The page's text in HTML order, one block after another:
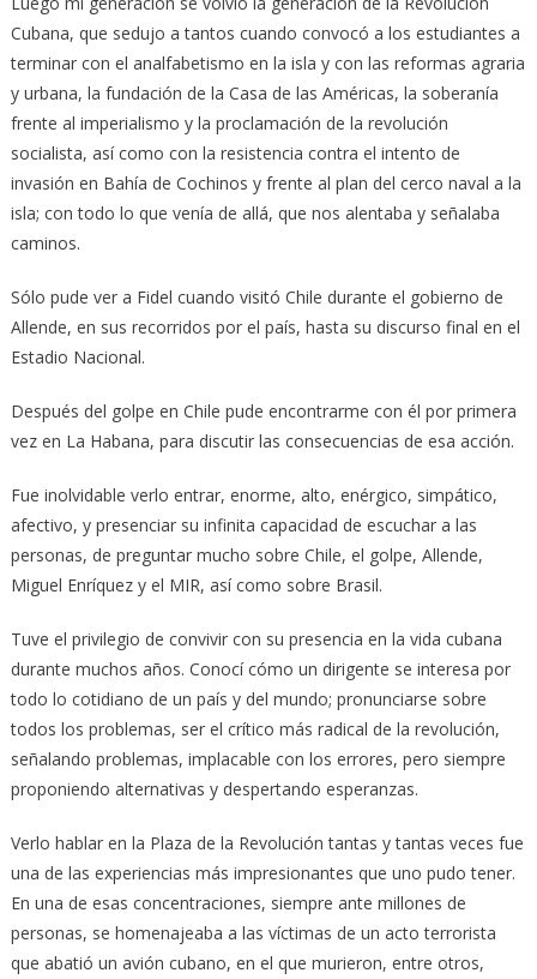
Cubana, que sedujo a tantos cuando convocó a los estudiantes a
terminar con el analfabetismo en la isla y con las reformas agraria
y urbana, la fundación de la Casa de las Américas, la soberanía
frente al imperialismo y la proclamación de la revolución
socialista, así como con la resistencia contra el intento de
invasión en Bahía de Cochinos y frente al plan del cerco naval a la
isla; con todo lo que venía de allá, que nos alentaba y señalaba
caminos.
Sólo pude ver a Fidel cuando visitó Chile durante el gobierno de
Allende, en sus recorridos por el país, hasta su discurso final en el
Estadio Nacional.
Después del golpe en Chile pude encontrarme con él por primera
vez en La Habana, para discutir las consecuencias de esa acción.
Fue inolvidable verlo entrar, enorme, alto, enérgico, simpático,
afectivo, y presenciar su infinita capacidad de escuchar a las
personas, de preguntar mucho sobre Chile, el golpe, Allende,
Miguel Enríquez y el MIR, así como sobre Brasil.
Tuve el privilegio de convivir con su presencia en la vida cubana
durante muchos años. Conocí cómo un dirigente se interesa por
todo lo cotidiano de un país y del mundo; pronunciarse sobre
todos los problemas, ser el crítico más radical de la revolución,
señalando problemas, implacable con los errores, pero siempre
proponiendo alternativas y despertando esperanzas.
Verlo hablar en la Plaza de la Revolución tantas y tantas veces fue
una de las experiencias más impresionantes que uno pudo tener.
En una de esas concentraciones, siempre ante millones de
personas, se homenajeaba a las víctimas de un acto terrorista
que abatió un avión cubano, en el que murieron, entre otros,